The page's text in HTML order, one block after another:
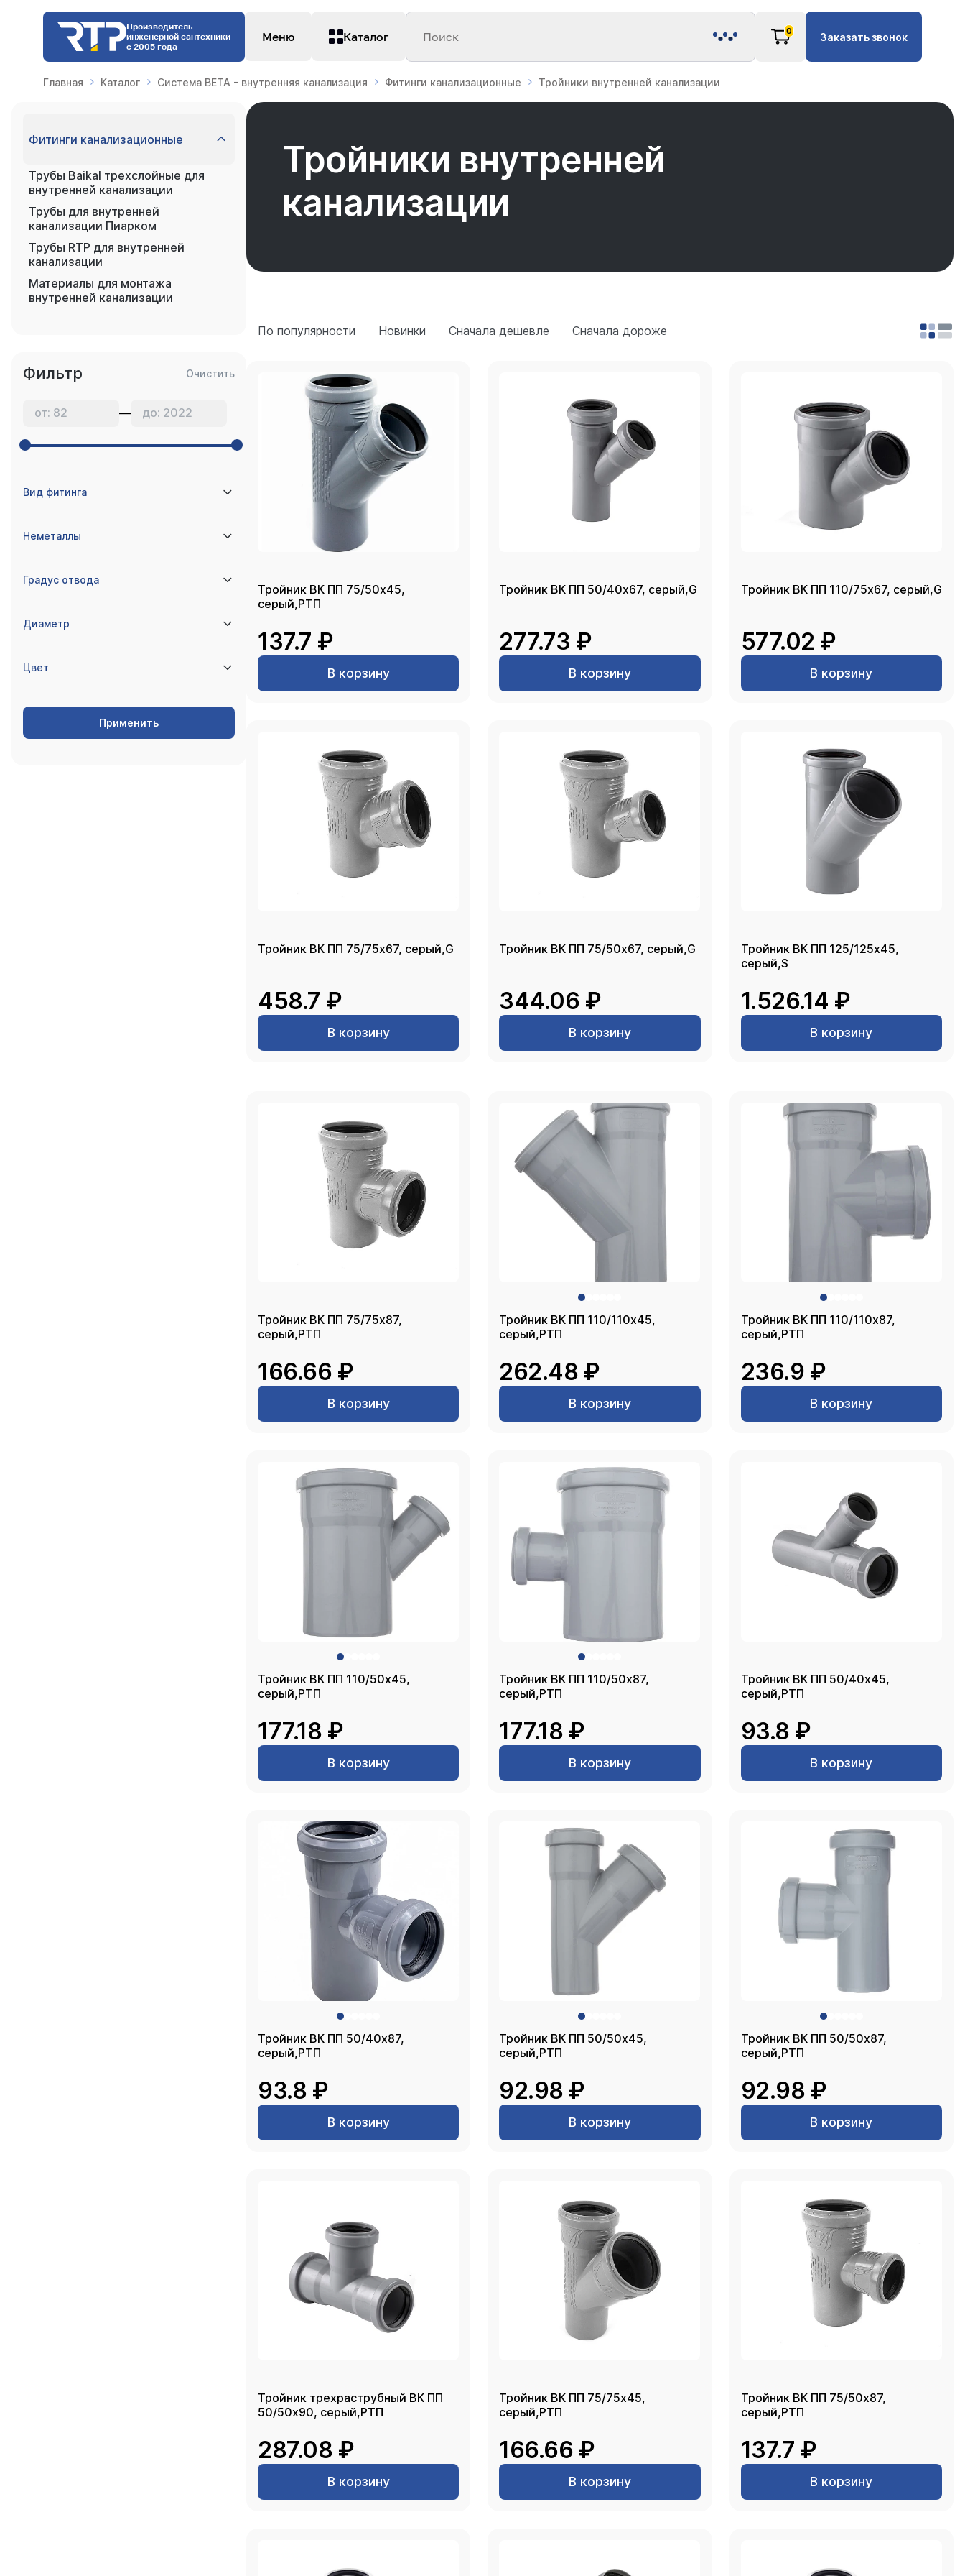
Производитель
инженерной сантехники
с 2005 года
Меню Каталог Поиск 0 Заказать звонок
Главная Каталог Система BETA - внутренняя канализация Фитинги канализационные Тройники внутренней канализации
Фитинги канализационные
Трубы Baikal трехслойные для
внутренней канализации
Трубы для внутренней
канализации Пиарком
Трубы RTP для внутренней
канализации
Материалы для монтажа
внутренней канализации
Фильтр Очистить
—
Вид фитинга
Неметаллы
Градус отвода
Диаметр
Цвет
Применить
Тройники внутренней
канализации
По популярности Новинки Сначала дешевле Сначала дороже
Тройник ВК ПП 75/50х45,
серый,РТП
137.7 ₽
В корзину
Тройник ВК ПП 50/40х67, серый,G
277.73 ₽
В корзину
Тройник ВК ПП 110/75х67, серый,G
577.02 ₽
В корзину
Тройник ВК ПП 75/75х67, серый,G
458.7 ₽
В корзину
Тройник ВК ПП 75/50х67, серый,G
344.06 ₽
В корзину
Тройник ВК ПП 125/125х45,
серый,S
1.526.14 ₽
В корзину
Тройник ВК ПП 75/75х87,
серый,РТП
166.66 ₽
В корзину
Тройник ВК ПП 110/110х45,
серый,РТП
262.48 ₽
В корзину
Тройник ВК ПП 110/110х87,
серый,РТП
236.9 ₽
В корзину
Тройник ВК ПП 110/50х45,
серый,РТП
177.18 ₽
В корзину
Тройник ВК ПП 110/50х87,
серый,РТП
177.18 ₽
В корзину
Тройник ВК ПП 50/40х45,
серый,РТП
93.8 ₽
В корзину
Тройник ВК ПП 50/40х87,
серый,РТП
93.8 ₽
В корзину
Тройник ВК ПП 50/50х45,
серый,РТП
92.98 ₽
В корзину
Тройник ВК ПП 50/50х87,
серый,РТП
92.98 ₽
В корзину
Тройник трехраструбный ВК ПП
50/50х90, серый,РТП
287.08 ₽
В корзину
Тройник ВК ПП 75/75х45,
серый,РТП
166.66 ₽
В корзину
Тройник ВК ПП 75/50х87,
серый,РТП
137.7 ₽
В корзину